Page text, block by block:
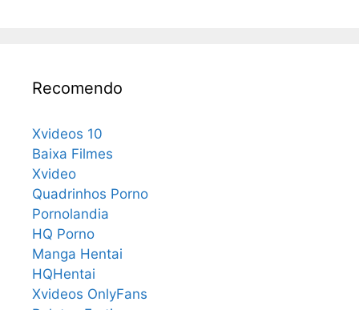
Recomendo
Xvideos 10
Baixa Filmes
Xvideo
Quadrinhos Porno
Pornolandia
HQ Porno
Manga Hentai
HQHentai
Xvideos OnlyFans